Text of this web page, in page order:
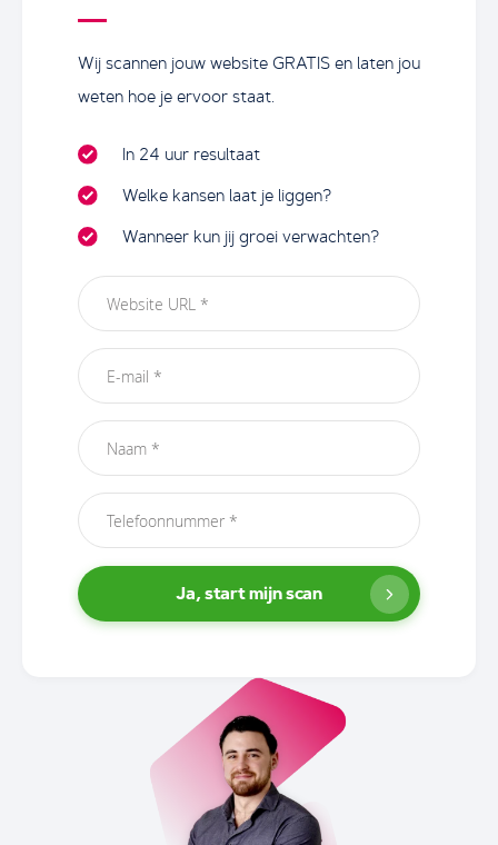
We volgen de prestaties van je sociale media-activiteiten
nauwgezet. Door middel van analytische tools meten we
relevante KPI’s. Op basis van deze gegevens
optimaliseren we voortdurend onze aanpak om de
gewenste resultaten te behalen en te overtreffen.
Wij scannen jouw website GRATIS en laten jou
weten hoe je ervoor staat.
In 24 uur resultaat
Welke kansen laat je liggen?
Wanneer kun jij groei verwachten?
Ja, start mijn scan